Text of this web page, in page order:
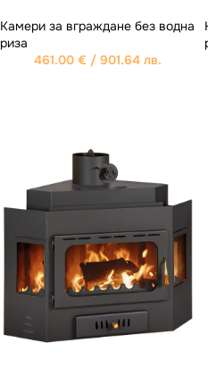
Камери за вграждане без водна
риза
461.00 € / 901.64 лв.